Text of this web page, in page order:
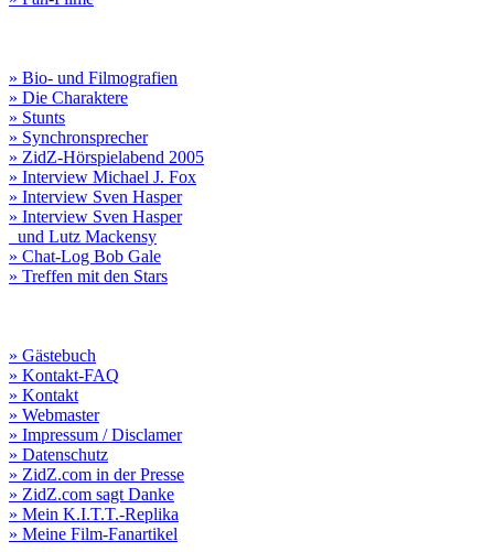
» Bio- und Filmografien
» Die Charaktere
» Stunts
» Synchronsprecher
» ZidZ-Hörspielabend 2005
» Interview Michael J. Fox
» Interview Sven Hasper
» Interview Sven Hasper
und Lutz Mackensy
» Chat-Log Bob Gale
» Treffen mit den Stars
» Gästebuch
» Kontakt-FAQ
» Kontakt
» Webmaster
» Impressum / Disclamer
» Datenschutz
» ZidZ.com in der Presse
» ZidZ.com sagt Danke
» Mein K.I.T.T.-Replika
» Meine Film-Fanartikel